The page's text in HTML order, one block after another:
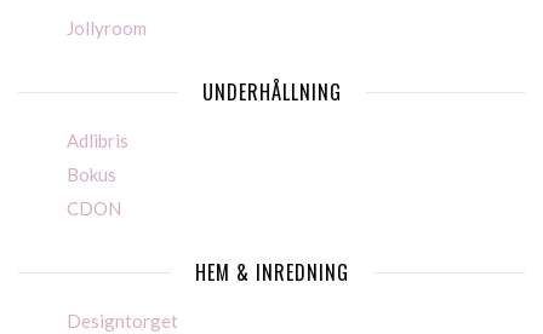
Jollyroom
UNDERHÅLLNING
Adlibris
Bokus
CDON
HEM & INREDNING
Designtorget